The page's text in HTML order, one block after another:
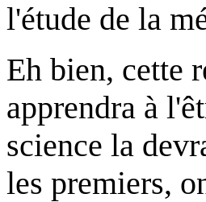
l'étude de la
Eh bien, cette
apprendra à
science la
les premiers,